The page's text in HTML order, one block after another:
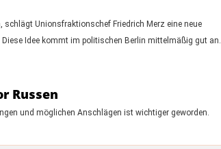
schlägt Unionsfraktionschef Friedrich Merz eine neue
Idee kommt im politischen Berlin mittelmäßig gut an.
Russen
und möglichen Anschlägen ist wichtiger geworden.